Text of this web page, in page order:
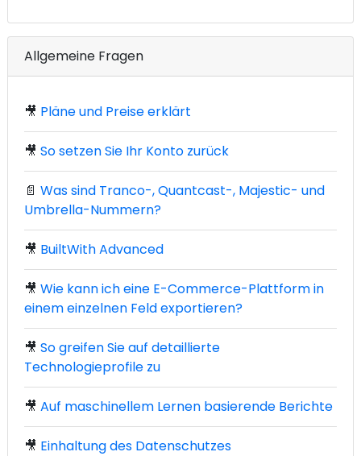
Allgemeine Fragen
🎥 Pläne und Preise erklärt
🎥 So setzen Sie Ihr Konto zurück
📄 Was sind Tranco-, Quantcast-, Majestic- und
Umbrella-Nummern?
🎥 BuiltWith Advanced
🎥 Wie kann ich eine E-Commerce-Plattform in
einem einzelnen Feld exportieren?
🎥 So greifen Sie auf detaillierte
Technologieprofile zu
🎥 Auf maschinellem Lernen basierende Berichte
🎥 Einhaltung des Datenschutzes